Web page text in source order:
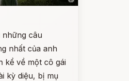
những câu
nhất của anh
kể về một cô gái
kỳ diệu, bị mụ